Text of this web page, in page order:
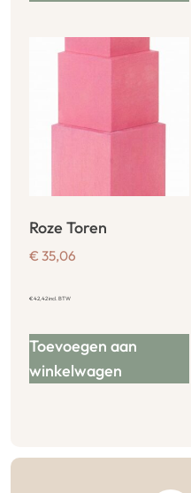
Roze Toren
€ 35,06
€42,42incl. BTW
Toevoegen aan
winkelwagen